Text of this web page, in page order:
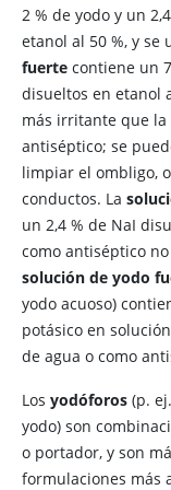
2 % de yodo y un
etanol al 50 %, y se
fuerte contiene un
disueltos en etanol
más irritante que la
antiséptico; se
limpiar el ombligo,
conductos. La
un 2,4 % de NaI
como antiséptico
solución de yodo
yodo acuoso)
potásico en
de agua o como
Los yodóforos (p.
yodo) son
o portador, y son
formulaciones más